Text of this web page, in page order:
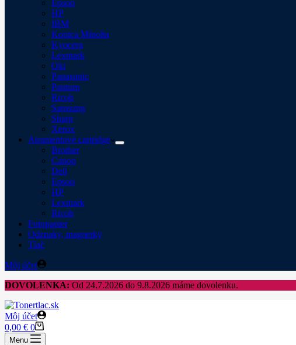
Epson
HP
IBM
Konica Minolta
Kyocera
Lexmark
Oki
Panasonic
Pantum
Ricoh
Samsung
Sharp
Xerox
Atramentové cartridge
Brother
Canon
Dell
Epson
HP
Lexmark
Ricoh
Fotopapier
Odznaky, magnetky
Tlač
Môj účet
DOVOLENKA: Od 24.7.2026 do 9.8.2026 máme dovolenku.
Môj účet
Shopping
cart
0,00 € 0
Menu